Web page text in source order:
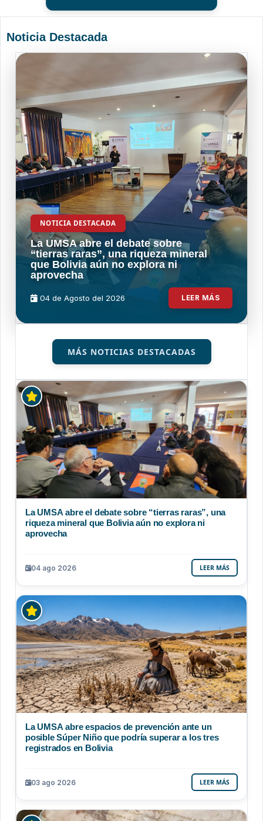
Noticia Destacada
NOTICIA DESTACADA
La UMSA abre el debate sobre
“tierras raras”, una riqueza mineral
que Bolivia aún no explora ni
aprovecha
04 de Agosto del 2026 LEER MÁS
MÁS NOTICIAS DESTACADAS
La UMSA abre el debate sobre “tierras raras”, una
riqueza mineral que Bolivia aún no explora ni
aprovecha
04 ago 2026 LEER MÁS
La UMSA abre espacios de prevención ante un
posible Súper Niño que podría superar a los tres
registrados en Bolivia
03 ago 2026 LEER MÁS